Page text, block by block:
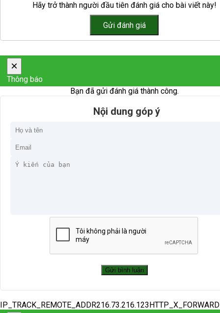
Hãy trở thành người đầu tiên đánh giá cho bài viết này!
×
Thông báo
Bạn đã gửi đánh giá thành công.
Nội dung góp ý